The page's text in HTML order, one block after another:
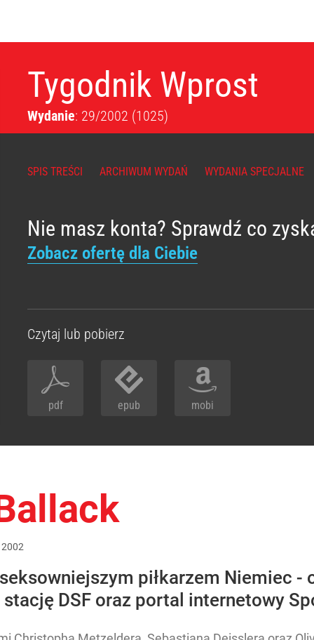
Tygodnik Wprost
Wydanie: 29/2002 (1025)
SPIS TREŚCI ARCHIWUM WYDAŃ WYDANIA SPECJALNE
Nie masz konta? Sprawdź co
Zobacz ofertę dla Ciebie
Czytaj lub pobierz
pdf epub mobi
2002
piłkarzem Niemiec
DSF oraz portal internetowy